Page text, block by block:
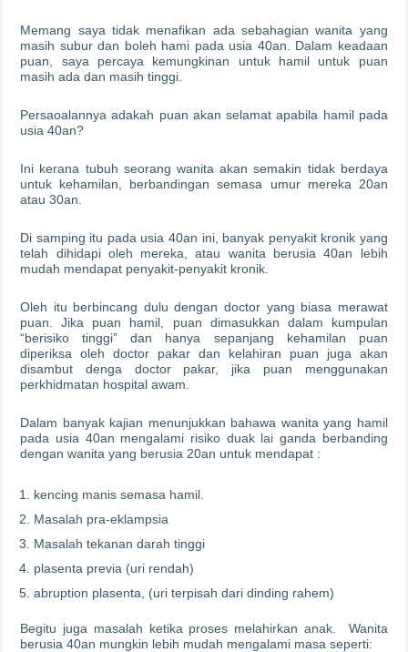
Memang saya tidak menafikan ada sebahagian wanita yang
masih subur dan boleh hami pada usia 40an. Dalam keadaan
puan, saya percaya kemungkinan untuk hamil untuk puan
masih ada dan masih tinggi.
Persaoalannya adakah puan akan selamat apabila hamil pada
usia 40an?
Ini kerana tubuh seorang wanita akan semakin tidak berdaya
untuk kehamilan, berbandingan semasa umur mereka 20an
atau 30an.
Di samping itu pada usia 40an ini, banyak penyakit kronik yang
telah dihidapi oleh mereka, atau wanita berusia 40an lebih
mudah mendapat penyakit-penyakit kronik.
Oleh itu berbincang dulu dengan doctor yang biasa merawat
puan. Jika puan hamil, puan dimasukkan dalam kumpulan
“berisiko tinggi” dan hanya sepanjang kehamilan puan
diperiksa oleh doctor pakar dan kelahiran puan juga akan
disambut denga doctor pakar, jika puan menggunakan
perkhidmatan hospital awam.
Dalam banyak kajian menunjukkan bahawa wanita yang hamil
pada usia 40an mengalami risiko duak lai ganda berbanding
dengan wanita yang berusia 20an untuk mendapat :
kencing manis semasa hamil.
Masalah pra-eklampsia
Masalah tekanan darah tinggi
plasenta previa (uri rendah)
abruption plasenta, (uri terpisah dari dinding rahem)
Begitu juga masalah ketika proses melahirkan anak. Wanita
berusia 40an mungkin lebih mudah mengalami masa seperti: